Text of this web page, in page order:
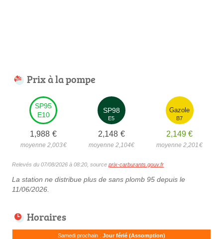
Prix à la pompe
SP95
E10
1,988 €
moyenne 2,003€
SP98
E5
2,148 €
moyenne 2,104€
Gazole
B7
2,149 €
moyenne 2,201 €
Relevés du 07/08/2026 à 08:20, source prix-carburants.gouv.fr
La station ne distribue plus de sans plomb 95 depuis le
11/06/2026.
Horaires
Samedi prochain : Jour férié (Assomption)